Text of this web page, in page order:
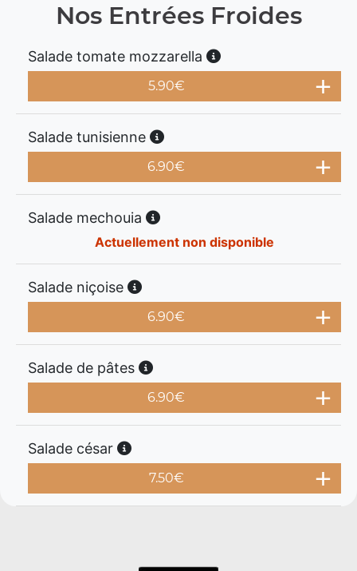
Nos Entrées Froides
Salade tomate mozzarella
5.90€
Salade tunisienne
6.90€
Salade mechouia
Actuellement non disponible
Salade niçoise
6.90€
Salade de pâtes
6.90€
Salade césar
7.50€